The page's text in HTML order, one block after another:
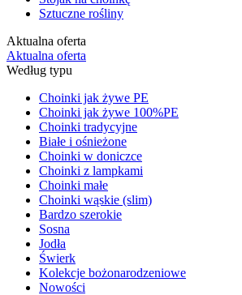
Sztuczne rośliny
Aktualna oferta
Aktualna oferta
Według typu
Choinki jak żywe PE
Choinki jak żywe 100%PE
Choinki tradycyjne
Białe i ośnieżone
Choinki w doniczce
Choinki z lampkami
Choinki małe
Choinki wąskie (slim)
Bardzo szerokie
Sosna
Jodła
Świerk
Kolekcje bożonarodzeniowe
Nowości